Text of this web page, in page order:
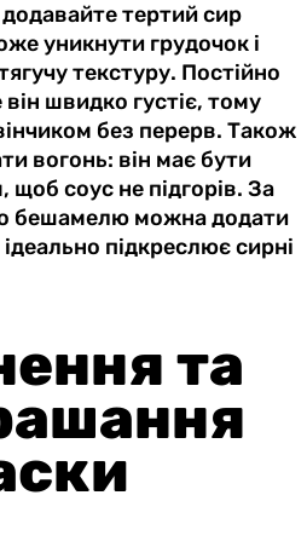
тертий сир
уникнути грудочок і
текстуру. Постійно
швидко густіє, тому
без перерв. Також
вогонь: він має бути
щоб соус не підгорів. За
бешамелю можна додати
підкреслює сирні
та